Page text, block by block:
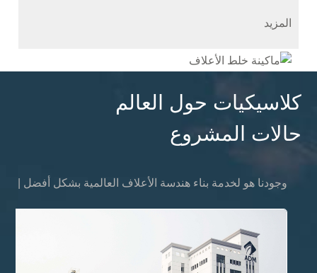
المزيد
كلاسيكيات حول العالم
حالات المشروع
وجودنا هو لخدمة بناء هندسة الأعلاف العالمية بشكل أفضل